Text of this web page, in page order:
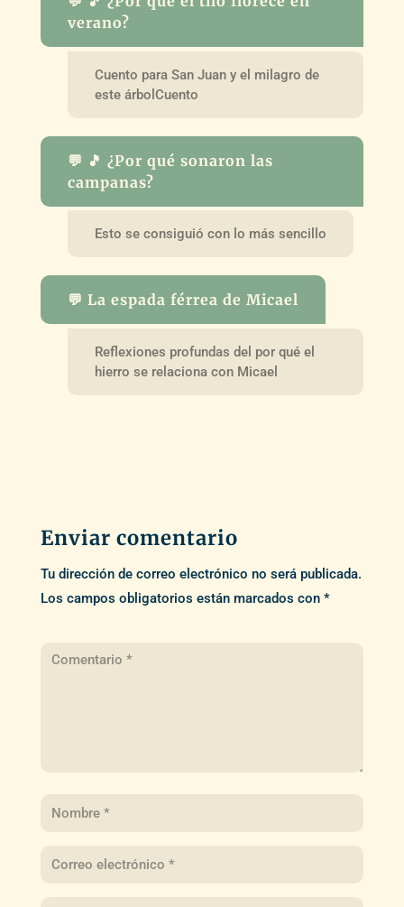
verano?
Cuento para San Juan y el milagro de
este árbolCuento
💬 🎵 ¿Por qué sonaron las
campanas?
Esto se consiguió con lo más sencillo
💬 La espada férrea de Micael
Reflexiones profundas del por qué el
hierro se relaciona con Micael
Enviar comentario
Tu dirección de correo electrónico no será publicada.
Los campos obligatorios están marcados con *